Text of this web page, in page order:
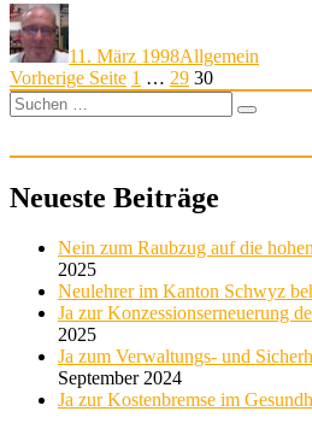
Autor
Veröffentlicht
am
11. März 1998Allgemein
Seitennummerierung
der
Vorherige Seite Seite
1 … Seite
29 Seite
30
Suchen
nach:
Suchen
Neueste Beiträge
Nein zum Raubzug auf die
2025
Neulehrer im Kanton Schwyz
Ja zur Konzessionserneuerung
2025
Ja zum Verwaltungs- und
September 2024
Ja zur Kostenbremse im